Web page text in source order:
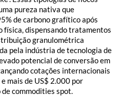
pureza nativa que
de carbono grafítico após
física, dispensando tratamentos
granulométrica
pela indústria de tecnologia de
potencial de conversão em
cotações internacionais
mais de US$ 2.000 por
commodities spot.